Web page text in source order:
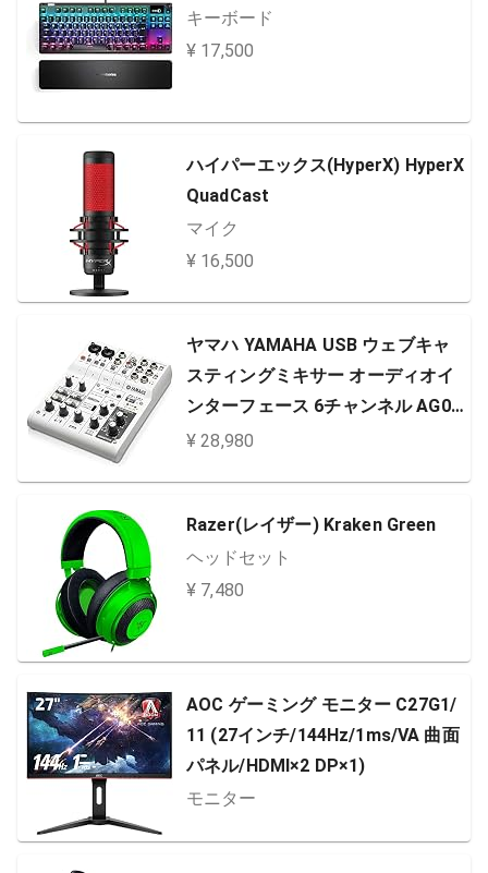
キーボード
¥ 17,500
ハイパーエックス(HyperX) HyperX
QuadCast
マイク
¥ 16,500
ヤマハ YAMAHA USB ウェブキャ
スティングミキサー オーディオイ
ンターフェース 6チャンネル AG06
インターネット配信に便利な機能
¥ 28,980
Razer(レイザー) Kraken Green
ヘッドセット
¥ 7,480
AOC ゲーミング モニター C27G1/
11 (27インチ/144Hz/1ms/VA 曲面
パネル/HDMI×2 DP×1)
モニター